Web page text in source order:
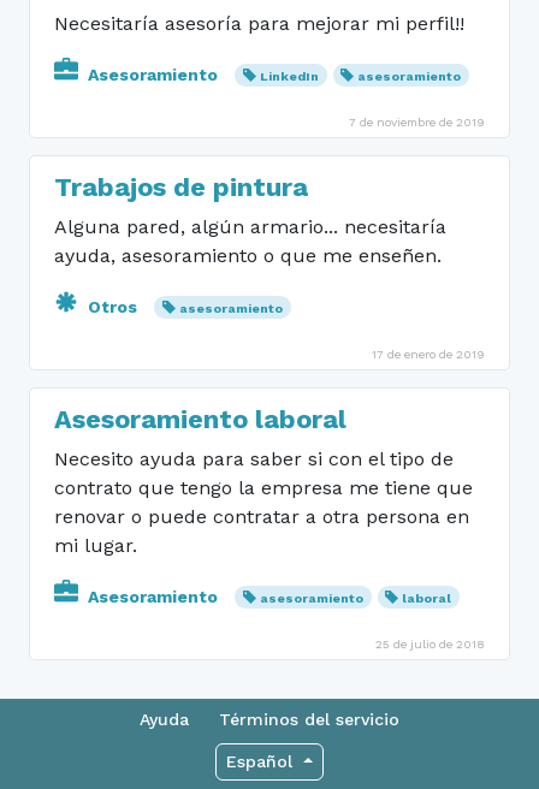
Necesitaría asesoría para mejorar mi perfil!!
Asesoramiento LinkedIn asesoramiento
7 de noviembre de 2019
Trabajos de pintura
Alguna pared, algún armario... necesitaría
ayuda, asesoramiento o que me enseñen.
Otros asesoramiento
17 de enero de 2019
Asesoramiento laboral
Necesito ayuda para saber si con el tipo de
contrato que tengo la empresa me tiene que
renovar o puede contratar a otra persona en
mi lugar.
Asesoramiento asesoramiento laboral
25 de julio de 2018
Ayuda Términos del servicio
Español